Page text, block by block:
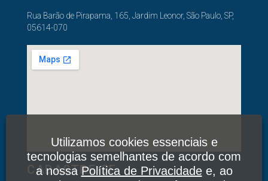
Rua Barão de Pirapama, 165, Jardim Leonor, São Paulo, SP,
05614-070
CADASTRE-SE
Utilizamos cookies essenciais e
tecnologias semelhantes de acordo com
a nossaPolítica de Privacidadee, ao